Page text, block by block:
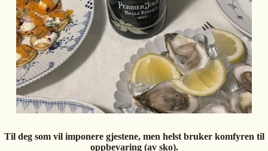
Til deg som vil imponere gjestene, men helst bruker komfyren til
oppbevaring (av sko).